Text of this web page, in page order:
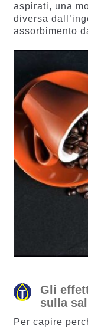
aspirati, una
diversa
assorbimento
Gli
sulla
Per capire